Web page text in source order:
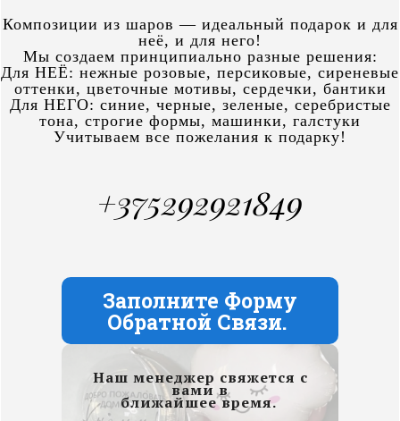
Композиции из шаров — идеальный подарок и для
неё, и для него!
Мы создаем принципиально разные решения:
Для НЕЁ: нежные розовые, персиковые, сиреневые
оттенки, цветочные мотивы, сердечки, бантики
Для НЕГО: синие, черные, зеленые, серебристые
тона, строгие формы, машинки, галстуки
Учитываем все пожелания к подарку!
+375292921849
Заполните Форму
Обратной Связи.
Наш менеджер свяжется с
вами в
ближайшее время.